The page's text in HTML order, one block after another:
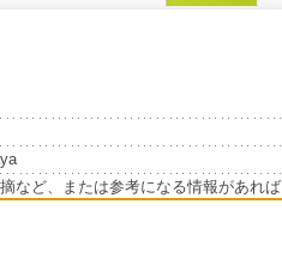
など、または参考になる情報があれ